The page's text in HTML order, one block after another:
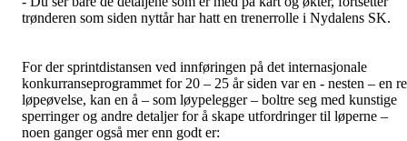
trønderen som siden nyttår har hatt en trenerrolle i Nydalens SK.
For der sprintdistansen ved innføringen på det internasjonale
konkurranseprogrammet for 20 – 25 år siden var en - nesten – en
løpeøvelse, kan en å – som løypelegger – boltre seg med kunstige
sperringer og andre detaljer for å skape utfordringer til løperne –
noen ganger også mer enn godt er: